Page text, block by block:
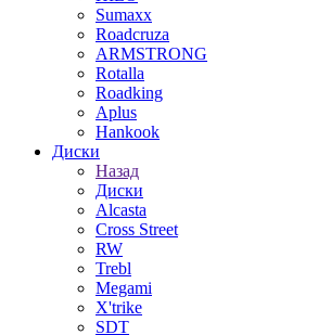
Sumaxx
Roadcruza
ARMSTRONG
Rotalla
Roadking
Aplus
Hankook
Диски
Назад
Диски
Alcasta
Cross Street
RW
Trebl
Megami
X'trike
SDT